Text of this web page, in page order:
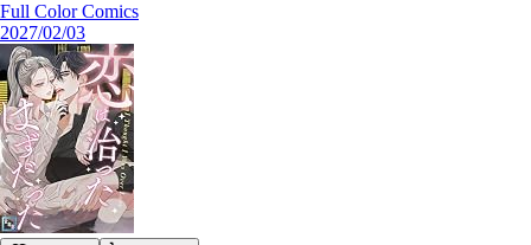
Full Color Comics
2027/02/03